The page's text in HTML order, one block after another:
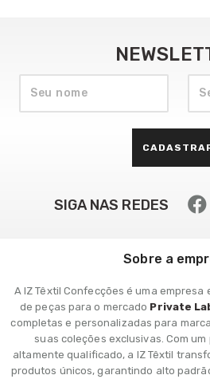
SIGA NAS REDES
Sobre a
A IZ Têxtil Confecções é uma
de peças para o mercado Private
completas e personalizadas para
suas coleções exclusivas. Com
altamente qualificado, a IZ Têxtil
produtos únicos, garantindo alto